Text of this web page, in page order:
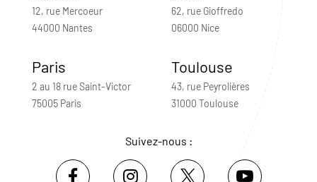
12, rue Mercoeur
44000 Nantes
62, rue Gioffredo
06000 Nice
Paris
2 au 18 rue Saint-Victor
75005 Paris
Toulouse
43, rue Peyrolières
31000 Toulouse
Suivez-nous :